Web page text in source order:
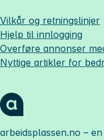
Vilkår og retningslinjer
Hjelp til innlogging
Overføre annonser
Nyttige artikler for
arbeidsplassen.no –